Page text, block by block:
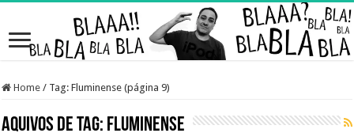
Home / Tag:Fluminense (página 9)
Aquivos de Tag: Fluminense